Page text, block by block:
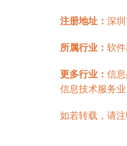
注册地址： 深
所属行业： 软
更多行业： 信
信息技术服务业
如若转载，请